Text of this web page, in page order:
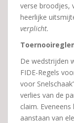
verse broodjes,
heerlijke
verplicht.
De wedstrijden
FIDE-Regels
voor
verlies van de
claim.
aanstaan van